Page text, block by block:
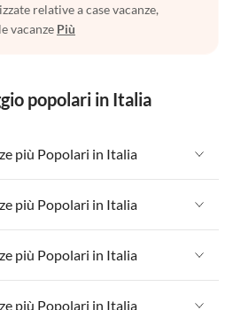
relative a case vacanze,
vacanze Più
popolari in Italia
più Popolari in Italia
più Popolari in Italia
più Popolari in Italia
più Popolari in Italia